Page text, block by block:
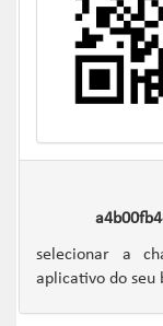
selecionar a
aplicativo do seu